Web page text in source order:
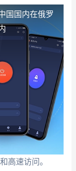
国国内在俄罗
高速访问。